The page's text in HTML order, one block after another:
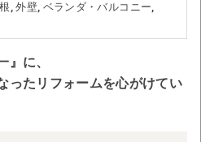
, 外壁, ベランダ・バルコニー,
』に、
ったリフォームを心がけてい